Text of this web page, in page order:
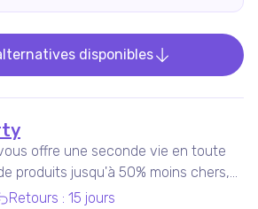
disponibles
offre une seconde vie en toute
produits jusqu'à 50% moins chers,
experts qualifiés, dans nos ateliers
Retours : 15 jours